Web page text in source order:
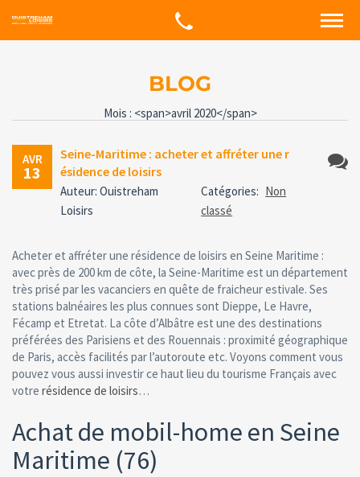
BLOG
Mois : <span>avril 2020</span>
AVR
13
Seine-Maritime : acheter et affréter une r
ésidence de loisirs
Auteur: Ouistreham
Loisirs
Catégories: Non
classé
Acheter et affréter une résidence de loisirs en Seine Maritime :
avec près de 200 km de côte, la Seine-Maritime est un département
très prisé par les vacanciers en quête de fraicheur estivale. Ses
stations balnéaires les plus connues sont Dieppe, Le Havre,
Fécamp et Etretat. La côte d’Albâtre est une des destinations
préférées des Parisiens et des Rouennais : proximité géographique
de Paris, accès facilités par l’autoroute etc. Voyons comment vous
pouvez vous aussi investir ce haut lieu du tourisme Français avec
votre résidence de loisirs…
Achat de mobil-home en Seine
Maritime (76)